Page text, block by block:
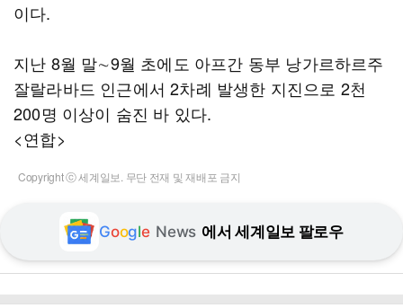
이다.
지난 8월 말∼9월 초에도 아프간 동부 낭가르하르주
잘랄라바드 인근에서 2차례 발생한 지진으로 2천
200명 이상이 숨진 바 있다.
<연합>
Copyright ⓒ 세계일보. 무단 전재 및 재배포 금지
Google News 에서 세계일보 팔로우